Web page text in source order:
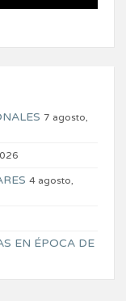
7 agosto,
4 agosto,
EN ÉPOCA DE